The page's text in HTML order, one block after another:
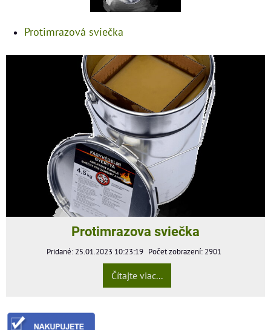
Protimrazová sviečka
Protimrazova sviečka
Pridané: 25.01.2023 10:23:19 Počet zobrazení: 2901
Čítajte viac...